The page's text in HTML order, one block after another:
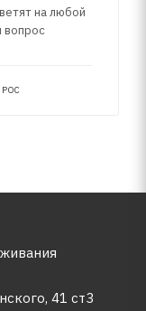
на любой
вопрос
41 ст3